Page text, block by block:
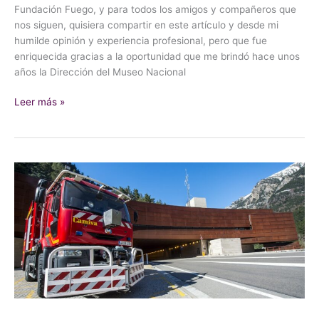
Fundación Fuego, y para todos los amigos y compañeros que
nos siguen, quisiera compartir en este artículo y desde mi
humilde opinión y experiencia profesional, pero que fue
enriquecida gracias a la oportunidad que me brindó hace unos
años la Dirección del Museo Nacional
Leer más »
Equipos
atención
emergencias
en
túneles
carreteros